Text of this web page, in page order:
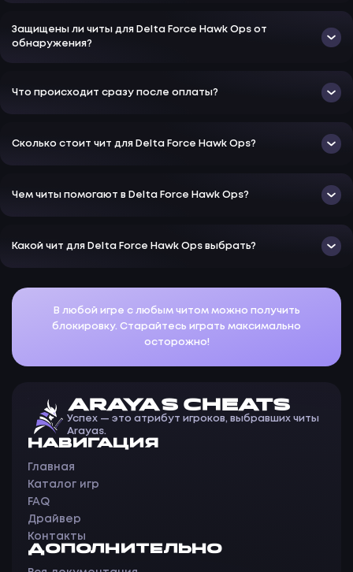
Защищены ли читы для Delta Force Hawk Ops от
обнаружения?
Что происходит сразу после оплаты?
Сколько стоит чит для Delta Force Hawk Ops?
Чем читы помогают в Delta Force Hawk Ops?
Какой чит для Delta Force Hawk Ops выбрать?
В любой игре с любым читом можно получить
блокировку. Старайтесь играть максимально
осторожно!
ARAYAS CHEATS
Успех — это атрибут игроков, выбравших читы
Arayas.
НАВИГАЦИЯ
Главная
Каталог игр
FAQ
Драйвер
Контакты
ДОПОЛНИТЕЛЬНО